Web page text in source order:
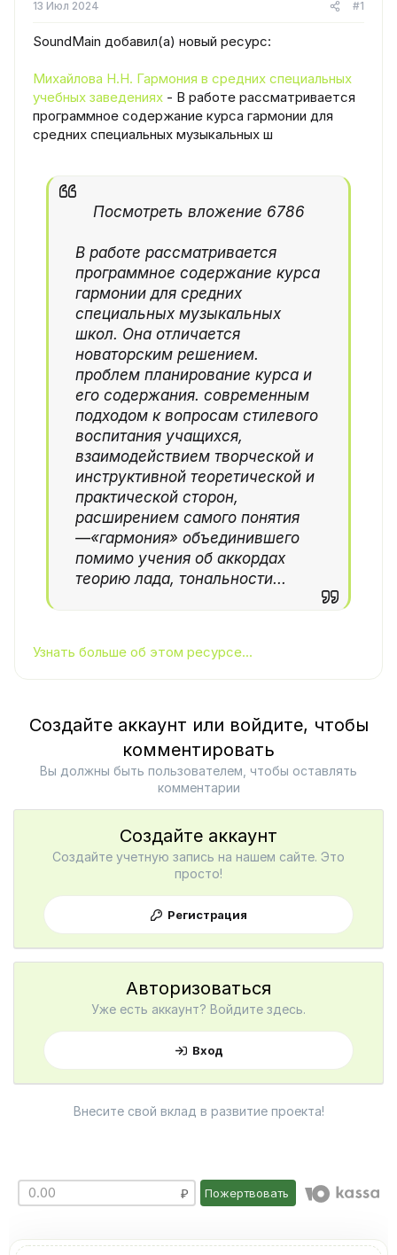
13 Июл 2024 #1
SoundMain добавил(а) новый ресурс:
Михайлова Н.Н. Гармония в средних специальных
учебных заведениях - В работе рассматривается
программное содержание курса гармонии для
средних специальных музыкальных ш
Посмотреть вложение 6786
В работе рассматривается
программное содержание курса
гармонии для средних
специальных музыкальных
школ. Она отличается
новаторским решением.
проблем планирование курса и
его содержания. современным
подходом к вопросам стилевого
воспитания учащихся,
взаимодействием творческой и
инструктивной теоретической и
практической сторон,
расширением самого понятия
—«гармония» объединившего
помимо учения об аккордах
теорию лада, тональности...
Узнать больше об этом ресурсе...
Создайте аккаунт или войдите, чтобы
комментировать
Вы должны быть пользователем, чтобы оставлять
комментарии
Создайте аккаунт
Создайте учетную запись на нашем сайте. Это
просто!
Регистрация
Авторизоваться
Уже есть аккаунт? Войдите здесь.
Вход
Внесите свой вклад в развитие проекта!
Пожертвовать